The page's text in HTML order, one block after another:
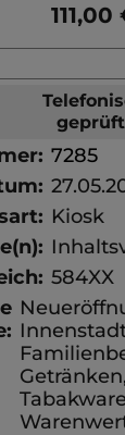
111,00
7285
Kiosk
584XX